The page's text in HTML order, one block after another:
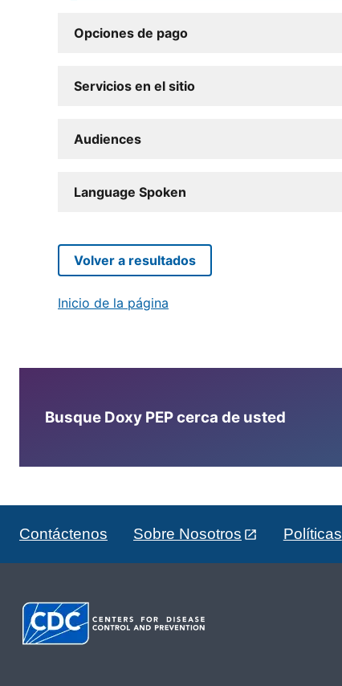
Opciones de pago
Servicios en el sitio
Audiences
Language Spoken
Volver a resultados
Inicio de la página
Busque Doxy PEP cerca de usted
Contáctenos Sobre Nosotros Políticas